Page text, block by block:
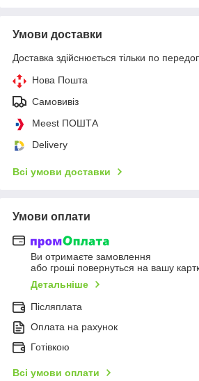
Умови доставки
Доставка здійснюється тільки по
Нова Пошта
Самовивіз
Meest ПОШТА
Delivery
Всі умови доставки
Умови оплати
Ви отримаєте замовлення
або гроші повернуться на вашу
Детальніше
Післяплата
Оплата на рахунок
Готівкою
Всі умови оплати